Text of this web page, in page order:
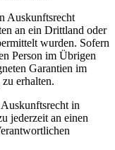
Auskunftsrecht
an ein Drittland oder
wurden. Sofern
Person im Übrigen
Garantien im
erhalten.
in
jederzeit an einen